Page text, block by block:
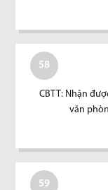
58
CBTT: Nhận
văn
59